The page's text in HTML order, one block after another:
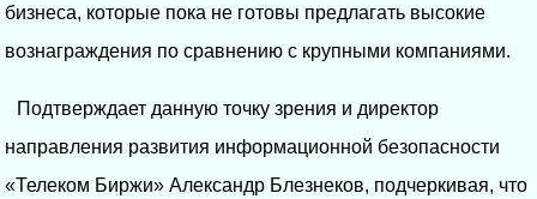
бизнеса, которые пока не готовы предлагать высокие
вознаграждения по сравнению с крупными компаниями.
Подтверждает данную точку зрения и директор
направления развития информационной безопасности
«Телеком Биржи» Александр Блезнеков, подчеркивая, что